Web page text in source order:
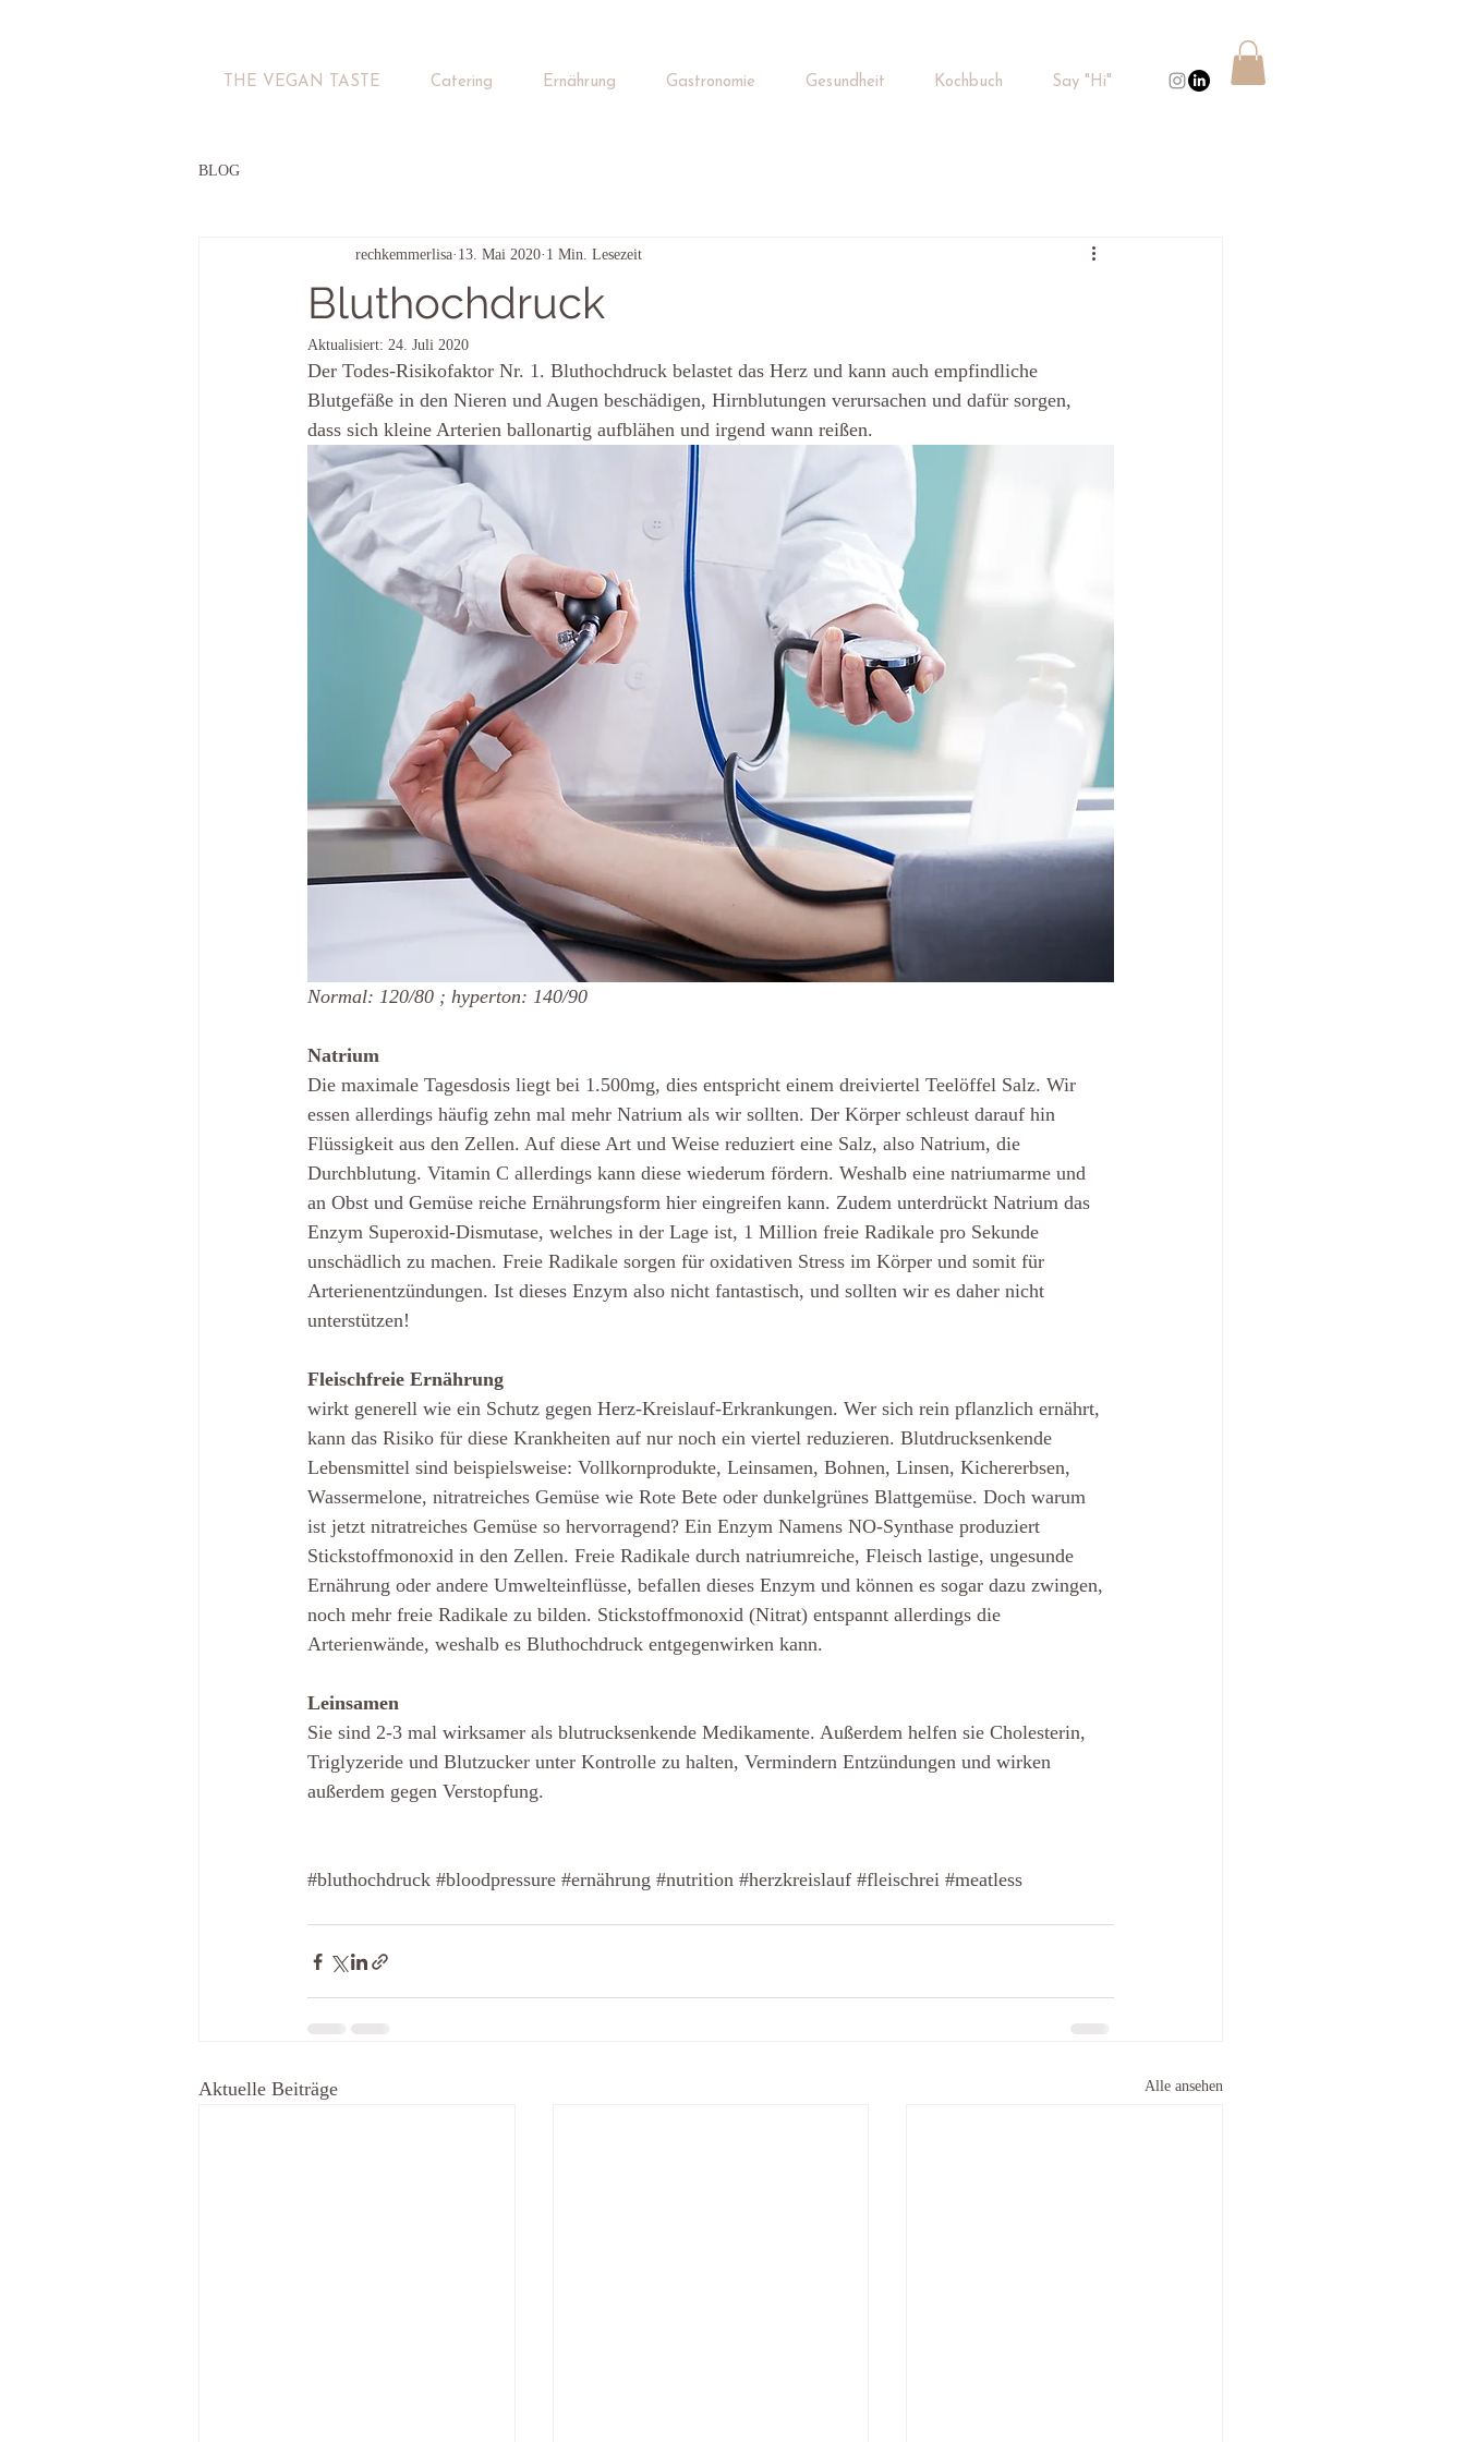
THE VEGAN TASTE Catering Ernährung Gastronomie Gesundheit Kochbuch Say "Hi"
BLOG
Bluthochdruck
rechkemmerlisa 13. Mai 2020 1 Min. Lesezeit
Aktualisiert: 24. Juli 2020
Der Todes-Risikofaktor Nr. 1. Bluthochdruck belastet das Herz und kann auch empfindliche
Blutgefäße in den Nieren und Augen beschädigen, Hirnblutungen verursachen und dafür sorgen,
dass sich kleine Arterien ballonartig aufblähen und irgend wann reißen.
Normal: 120/80 ; hyperton: 140/90
Natrium
Die maximale Tagesdosis liegt bei 1.500mg, dies entspricht einem dreiviertel Teelöffel Salz. Wir
essen allerdings häufig zehn mal mehr Natrium als wir sollten. Der Körper schleust darauf hin
Flüssigkeit aus den Zellen. Auf diese Art und Weise reduziert eine Salz, also Natrium, die
Durchblutung. Vitamin C allerdings kann diese wiederum fördern. Weshalb eine natriumarme und
an Obst und Gemüse reiche Ernährungsform hier eingreifen kann. Zudem unterdrückt Natrium das
Enzym Superoxid-Dismutase, welches in der Lage ist, 1 Million freie Radikale pro Sekunde
unschädlich zu machen. Freie Radikale sorgen für oxidativen Stress im Körper und somit für
Arterienentzündungen. Ist dieses Enzym also nicht fantastisch, und sollten wir es daher nicht
unterstützen!
Fleischfreie Ernährung
wirkt generell wie ein Schutz gegen Herz-Kreislauf-Erkrankungen. Wer sich rein pflanzlich ernährt,
kann das Risiko für diese Krankheiten auf nur noch ein viertel reduzieren. Blutdrucksenkende
Lebensmittel sind beispielsweise: Vollkornprodukte, Leinsamen, Bohnen, Linsen, Kichererbsen,
Wassermelone, nitratreiches Gemüse wie Rote Bete oder dunkelgrünes Blattgemüse. Doch warum
ist jetzt nitratreiches Gemüse so hervorragend? Ein Enzym Namens NO-Synthase produziert
Stickstoffmonoxid in den Zellen. Freie Radikale durch natriumreiche, Fleisch lastige, ungesunde
Ernährung oder andere Umwelteinflüsse, befallen dieses Enzym und können es sogar dazu zwingen,
noch mehr freie Radikale zu bilden. Stickstoffmonoxid (Nitrat) entspannt allerdings die
Arterienwände, weshalb es Bluthochdruck entgegenwirken kann.
Leinsamen
Sie sind 2-3 mal wirksamer als blutrucksenkende Medikamente. Außerdem helfen sie Cholesterin,
Triglyzeride und Blutzucker unter Kontrolle zu halten, Vermindern Entzündungen und wirken
außerdem gegen Verstopfung.
#bluthochdruck #bloodpressure #ernährung #nutrition #herzkreislauf #fleischrei #meatless
Aktuelle Beiträge Alle ansehen